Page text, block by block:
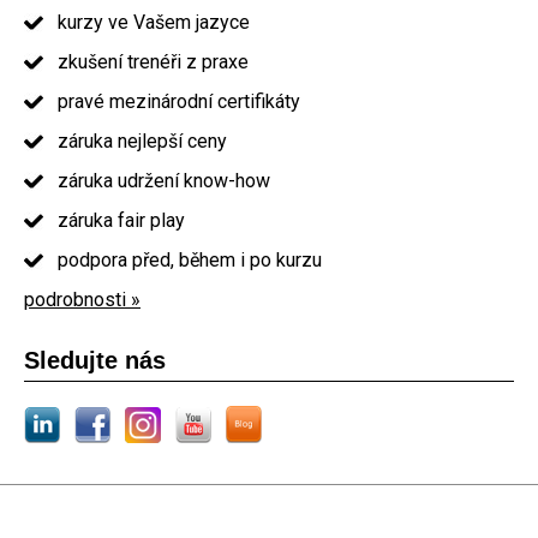
kurzy ve Vašem jazyce
zkušení trenéři z praxe
pravé mezinárodní certifikáty
záruka nejlepší ceny
záruka udržení know-how
záruka fair play
podpora před, během i po kurzu
podrobnosti »
Sledujte nás